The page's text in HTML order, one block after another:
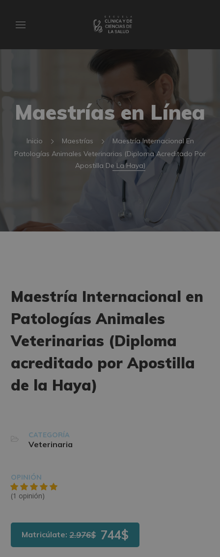
Maestrías en Línea
Inicio Maestrías
Maestría Internacional En
Patologías Animales Veterinarias (Diploma Acreditado Por
Apostilla De La Haya)
Maestría Internacional en
Patologías Animales
Veterinarias (Diploma
acreditado por Apostilla
de la Haya)
CATEGORÍA
Veterinaria
OPINIÓN
(1 opinión)
Matricúlate:2.976$ 744$